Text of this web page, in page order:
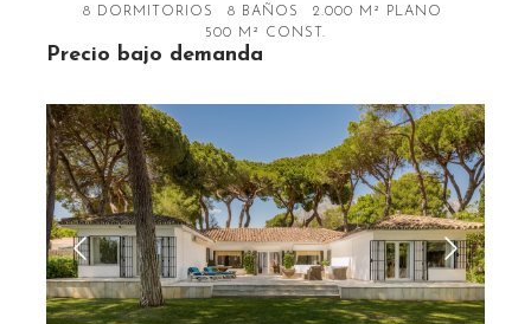
8 DORMITORIOS 8 BAÑOS
2.000 M² PLANO
500 M² CONST.
Precio bajo demanda